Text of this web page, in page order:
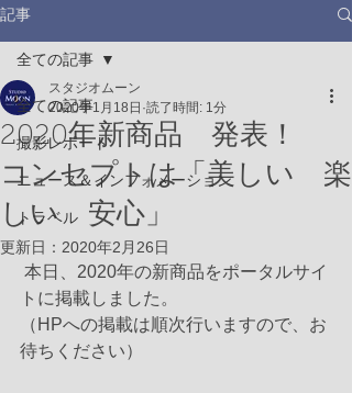
記事
全ての記事
撮影レポート
ニュース＆インフォメーション
トラベル
全ての記事
2020年新商品 発表！
コンセプトは「美しい 楽
しい 安心」
スタジオムーン
2020年1月18日 読了時間: 1分
更新日： 2020年2月26日
トに掲載しました。
（HPへの掲載は順次行いますので、お
待ちください）